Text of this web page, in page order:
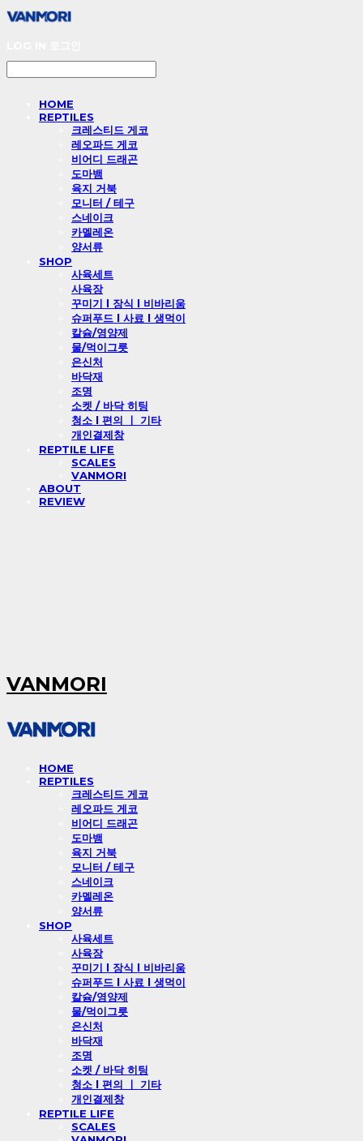
HOME
REPTILES
크레스티드 게코
레오파드 게코
비어디 드래곤
도마뱀
육지 거북
모니터 / 테구
스네이크
카멜레온
양서류
SHOP
사육세트
사육장
꾸미기 l 장식 l 비바리움
슈퍼푸드 l 사료 l 생먹이
칼슘/영양제
물/먹이그릇
은신처
바닥재
조명
소켓 / 바닥 히팅
청소 l 편의 ㅣ 기타
개인결제창
REPTILE LIFE
SCALES
VANMORI
ABOUT
REVIEW
VANMORI
HOME
REPTILES
크레스티드 게코
레오파드 게코
비어디 드래곤
도마뱀
육지 거북
모니터 / 테구
스네이크
카멜레온
양서류
SHOP
사육세트
사육장
꾸미기 l 장식 l 비바리움
슈퍼푸드 l 사료 l 생먹이
칼슘/영양제
물/먹이그릇
은신처
바닥재
조명
소켓 / 바닥 히팅
청소 l 편의 ㅣ 기타
개인결제창
REPTILE LIFE
SCALES